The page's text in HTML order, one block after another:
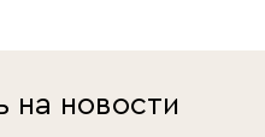
на новости